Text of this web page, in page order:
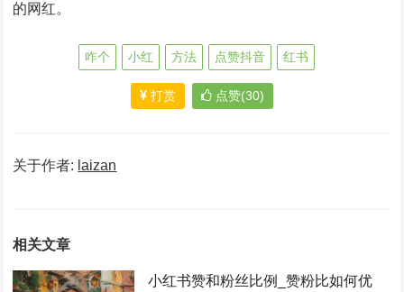
的网红。
咋个 小红 方法 点赞抖音 红书
打赏 点赞(30)
关于作者: laizan
相关文章
小红书赞和粉丝比例_赞粉比如何优